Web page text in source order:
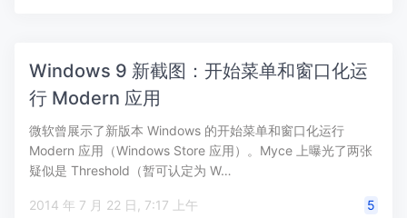
Windows 9 新截图：开始菜单和窗口化运
行 Modern 应用
微软曾展示了新版本 Windows 的开始菜单和窗口化运行
Modern 应用（Windows Store 应用）。Myce 上曝光了两张
疑似是 Threshold（暂可认定为 W…
2014 年 7 月 22 日, 7:17 上午 5